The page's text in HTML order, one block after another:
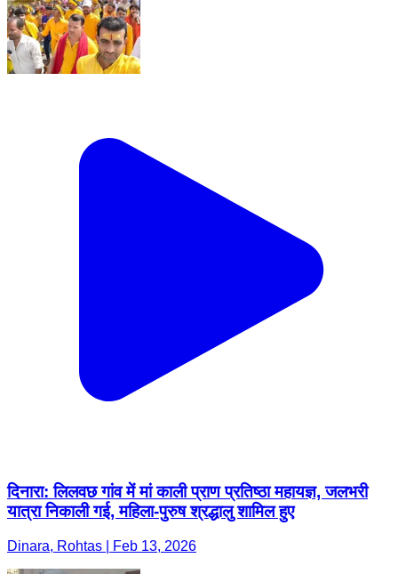
दिनारा: लिलवछ गांव में मां काली प्राण प्रतिष्ठा महायज्ञ, जलभरी
यात्रा निकाली गई, महिला-पुरुष श्रद्धालु शामिल हुए
Dinara, Rohtas | Feb 13, 2026